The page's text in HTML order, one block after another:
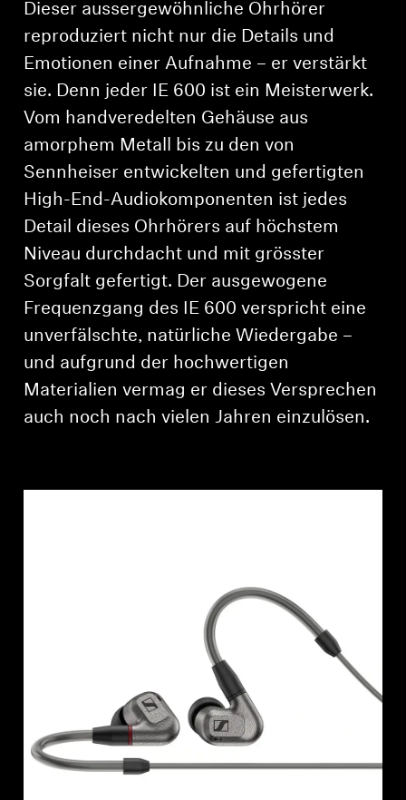
Innovationen
Support
Professionell
Dieser aussergewöhnliche Ohrhörer
reproduziert nicht nur die Details und
Emotionen einer Aufnahme – er verstärkt
sie. Denn jeder IE 600 ist ein Meisterwerk.
Vom handveredelten Gehäuse aus
amorphem Metall bis zu den von
Sennheiser entwickelten und gefertigten
High-End-Audiokomponenten ist jedes
Detail dieses Ohrhörers auf höchstem
Niveau durchdacht und mit grösster
Sorgfalt gefertigt. Der ausgewogene
Frequenzgang des IE 600 verspricht eine
unverfälschte, natürliche Wiedergabe –
und aufgrund der hochwertigen
Materialien vermag er dieses Versprechen
auch noch nach vielen Jahren einzulösen.